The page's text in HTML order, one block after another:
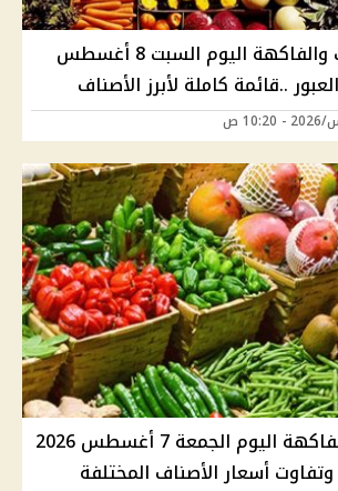
أسعار الخضراوات والفاكهة اليوم السبت 8 أغسطس
أسعار الخضار والفاكهة اليوم الجمعة 7 أغسطس 2026
أسعار الأصناف المختلفة